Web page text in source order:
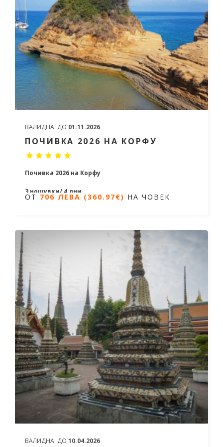
ВАЛИДНА: ДО 01.11.2026
ПОЧИВКА 2026 НА КОРФУ
Почивка 2026 на Корфу
3 нощувки/ 4 дни
706 ЛЕВА (360.97€)НА ЧОВЕК
ОТ 706 ЛЕВА (360.97€) НА ЧОВЕК
ВАЛИДНА: ДО 10.04.2026